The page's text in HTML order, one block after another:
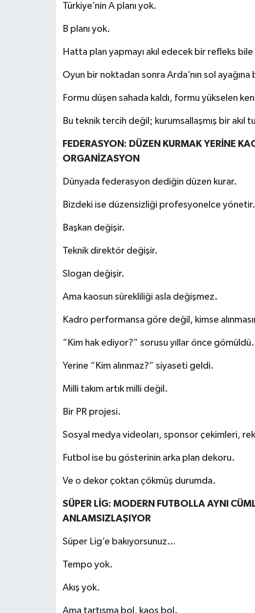
Türkiye’nin A planı yok.
B planı yok.
Hatta plan yapmayı akıl edecek bir refleks
Oyun bir noktadan sonra Arda’nın sol
Formu düşen sahada kaldı, formu yükselen
Bu teknik tercih değil; kurumsallaşmış bir akıl
FEDERASYON: DÜZEN KURMAK YERİNE
ORGANİZASYON
Dünyada federasyon dediğin düzen kurar.
Bizdeki ise düzensizliği profesyonelce yönetir.
Başkan değişir.
Teknik direktör değişir.
Slogan değişir.
Ama kaosun sürekliliği asla değişmez.
Kadro performansa göre değil, kimse
“Kim hak ediyor?” sorusu yıllar önce gömüldü.
Yerine “Kim alınmaz?” siyaseti geldi.
Milli takım artık milli değil.
Bir PR projesi.
Sosyal medya videoları, sponsor çekimleri,
Futbol ise bu gösterinin arka plan dekoru.
Ve o dekor çoktan çökmüş durumda.
SÜPER LİG: MODERN FUTBOLLA AYNI
ANLAMSIZLAŞIYOR
Süper Lig’e bakıyorsunuz…
Tempo yok.
Akış yok.
Ama tartışma bol, kaos bol.